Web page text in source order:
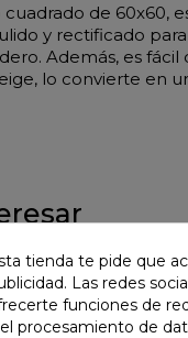
de 60x60,
y rectificado
Además, es
lo convierte en
favorite
tienda te pide que
Las redes
funciones de
procesamiento de